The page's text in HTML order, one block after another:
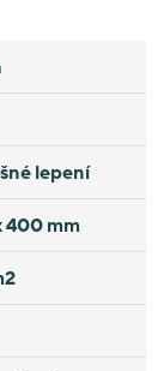
lepení
400 mm